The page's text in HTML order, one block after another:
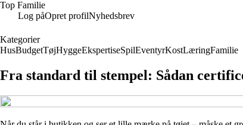
Top Familie
Log påOpret profilNyhedsbrev
Kategorier
HusBudgetTøjHyggeEkspertiseSpilEventyrKostLæringFamilie
Fra standard til stempel: Sådan